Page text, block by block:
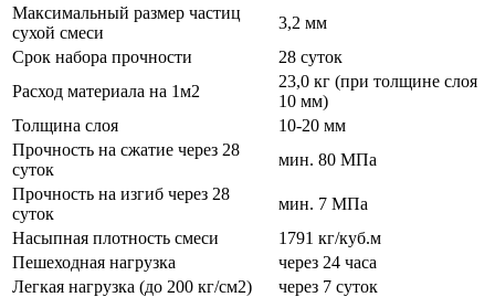
Максимальный размер частиц
сухой смеси
3,2 мм
Срок набора прочности
28 суток
Расход материала на 1м2
23,0 кг (при толщине слоя
10 мм)
Толщина слоя
10-20 мм
Прочность на сжатие через 28
суток
мин. 80 МПа
Прочность на изгиб через 28
суток
мин. 7 МПа
Насыпная плотность смеси
1791 кг/куб.м
Пешеходная нагрузка
через 24 часа
Легкая нагрузка (до 200 кг/см2)
через 7 суток